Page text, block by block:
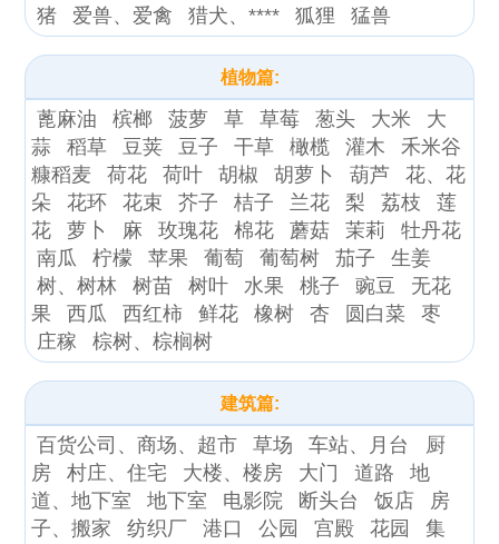
猪
爱兽、爱禽 猎犬、**** 狐狸 猛兽
植物篇:
蓖麻油 槟榔 菠萝 草 草莓 葱头 大米
大
蒜
稻草 豆荚 豆子 干草 橄榄 灌木
禾米谷
糠稻麦
荷花 荷叶 胡椒 胡萝卜 葫芦
花、花
朵
花环 花束 芥子 桔子 兰花 梨 荔枝
莲
花
萝卜 麻 玫瑰花 棉花 蘑菇 茉莉
牡丹花
南瓜
柠檬 苹果 葡萄 葡萄树 茄子
生姜
树、树林
树苗 树叶 水果 桃子 豌豆
无花
果
西瓜 西红柿 鲜花 橡树 杏 圆白菜
枣
庄稼
棕树、棕榈树
建筑篇:
百货公司、商场、超市 草场 车站、月台
厨
房
村庄、住宅 大楼、楼房 大门 道路
地
道、地下室
地下室 电影院 断头台 饭店
房
子、搬家
纺织厂 港口 公园 宫殿 花园
集